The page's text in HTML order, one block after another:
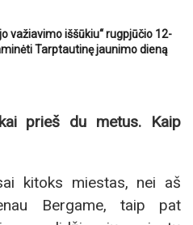
važiavimo iššūkiu“ rugpjūčio 12-
Tarptautinę jaunimo dieną
prieš du metus. Kaip
kitoks miestas, nei aš
Bergame, taip pat